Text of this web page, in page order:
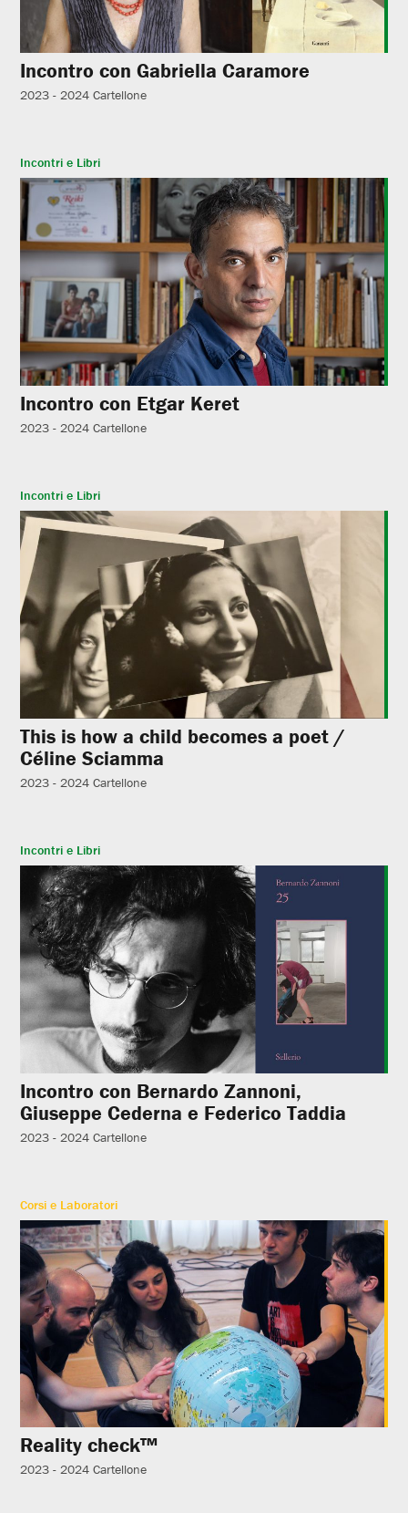
Incontro con Gabriella Caramore
2023 - 2024 Cartellone
Incontri e Libri
Incontro con Etgar Keret
2023 - 2024 Cartellone
Incontri e Libri
This is how a child becomes a poet /
Céline Sciamma
2023 - 2024 Cartellone
Incontri e Libri
Incontro con Bernardo Zannoni,
Giuseppe Cederna e Federico Taddia
2023 - 2024 Cartellone
Corsi e Laboratori
Reality check™
2023 - 2024 Cartellone